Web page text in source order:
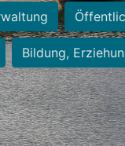
Bildung,